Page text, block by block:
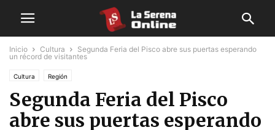
Inicio Cultura
Segunda Feria del Pisco abre sus puertas esperando
un récord de visitantes
Cultura Región
Segunda Feria del Pisco
abre sus puertas esperando